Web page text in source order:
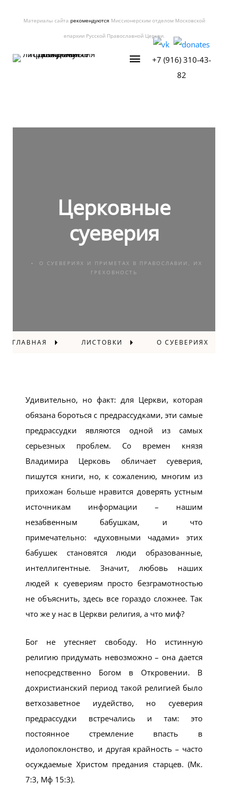
Материалы сайта рекомендуются Миссионерским отделом Московской
епархии Русской Православной Церкви.
+7 (916) 310-43-
82
Церковные
суеверия
О СУЕВЕРИЯХ И ПРИМЕТАХ В ПРАВОСЛАВИИ, ИХ
ГРЕХОВНОСТЬ
ГЛАВНАЯ ЛИСТОВКИ О СУЕВЕРИЯХ
Удивительно, но факт: для Церкви, которая
обязана бороться с предрассудками, эти самые
предрассудки являются одной из самых
серьезных проблем. Со времен князя
Владимира Церковь обличает суеверия,
пишутся книги, но, к сожалению, многим из
прихожан больше нравится доверять устным
источникам информации – нашим
незабвенным бабушкам, и что
примечательно: «духовными чадами» этих
бабушек становятся люди образованные,
интеллигентные. Значит, любовь наших
людей к суевериям просто безграмотностью
не объяснить, здесь все гораздо сложнее. Так
что же у нас в Церкви религия, а что миф?
Бог не утесняет свободу. Но истинную
религию придумать невозможно – она дается
непосредственно Богом в Откровении. В
дохристианский период такой религией было
ветхозаветное иудейство, но суеверия
предрассудки встречались и там: это
постоянное стремление впасть в
идолопоклонство, и другая крайность – часто
осуждаемые Христом предания старцев. (Мк.
7:3, Мф 15:3).